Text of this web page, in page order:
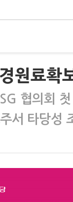
원료확
협의회 첫
서 타당성